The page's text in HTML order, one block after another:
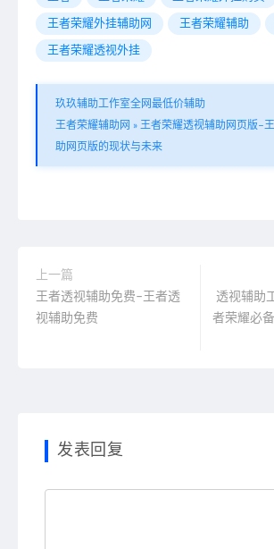
王者荣耀外挂辅助网 王者荣耀辅助
王者荣耀透视外挂
玖玖辅助工作室全网最低价辅助
王者荣耀辅助网 » 王者荣耀透视辅助网页版–
助网页版的现状与未来
上一篇
王者透视辅助免费–王者透
视辅助免费
透视辅助
者荣耀必
发表回复